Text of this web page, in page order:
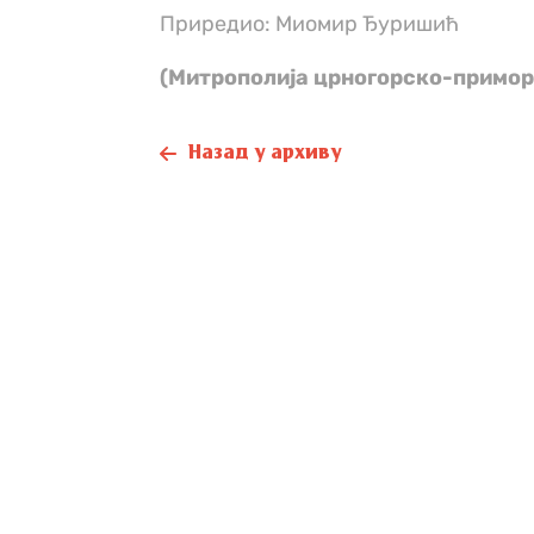
Приредио: Миомир Ђуришић
(Митрополија црногорско-
Назад у архиву